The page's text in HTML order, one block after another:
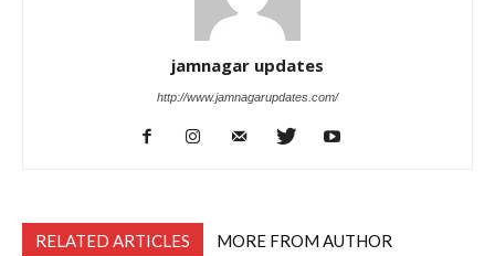
jamnagar updates
http://www.jamnagarupdates.com/
RELATED ARTICLES MORE FROM AUTHOR